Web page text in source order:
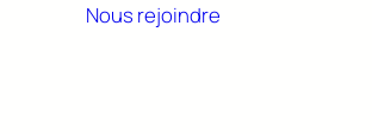
Nous rejoindre